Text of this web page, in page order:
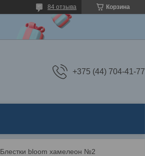
Корзина
84 отзыва
+375 (44) 704-41-77
Блестки bloom хамелеон №2